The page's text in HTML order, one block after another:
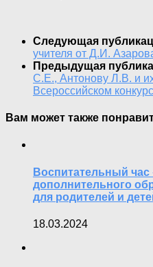
Следующая
учителя от Д.И.
Предыдущая
С.Е., Антонову Л.В. и
Всероссийском
Вам может также
Воспитательный час
дополнительного
для родителей и
18.03.2024